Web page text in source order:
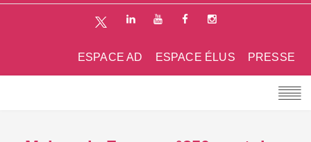
PRESSE
ESPACE ÉLUS
ESPACE AD